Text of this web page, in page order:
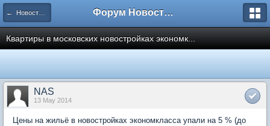
← Новости рынка недвижимости Форум Новостройки
Квартиры в московских новостройках экономк...
NAS
13 May 2014
Цены на жильё в новостройках экономкласса упали на 5 % (до